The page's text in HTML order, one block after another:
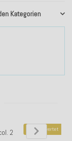
Kategorien
2 Top bewertet
H.O.C.K.